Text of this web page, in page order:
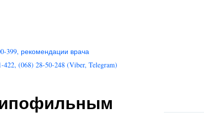
399, рекомендации врача
(068) 28-50-248 (Viber, Telegram)